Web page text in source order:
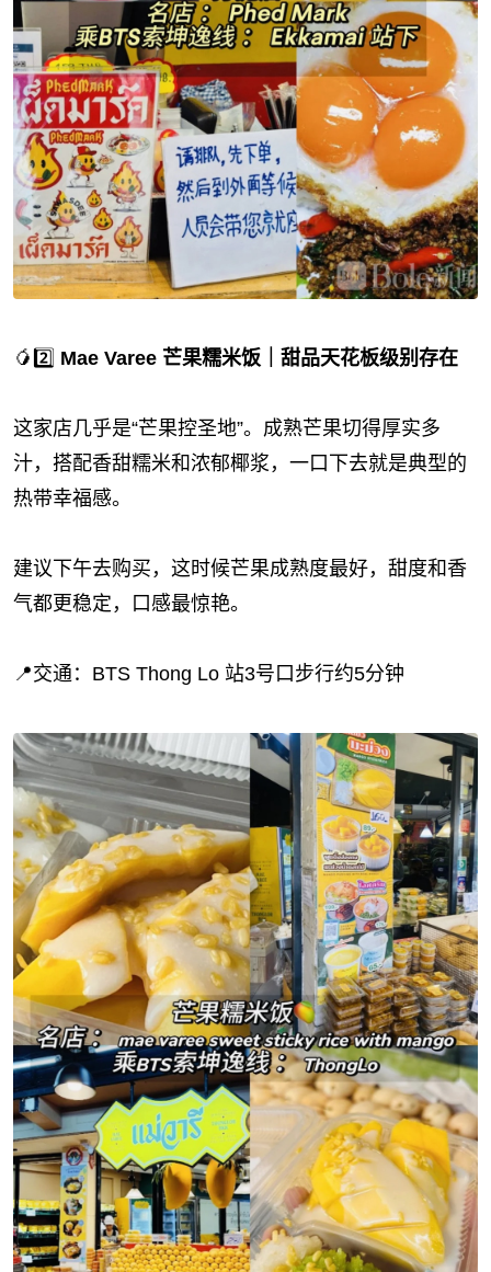
🥭2️⃣ Mae Varee 芒果糯米饭｜甜品天花板级别存在
这家店几乎是“芒果控圣地”。成熟芒果切得厚实多
汁，搭配香甜糯米和浓郁椰浆，一口下去就是典型的
热带幸福感。
建议下午去购买，这时候芒果成熟度最好，甜度和香
气都更稳定，口感最惊艳。
📍交通：BTS Thong Lo 站3号口步行约5分钟